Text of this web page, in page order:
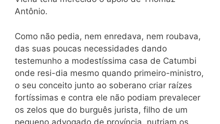
Antônio.
Como não pedia, nem enredava, nem roubava,
das suas poucas necessidades dando
testemunho a modestíssima casa de Catumbi
onde resi-dia mesmo quando primeiro-ministro,
o seu conceito junto ao soberano criar raízes
fortíssimas e contra ele não podiam prevalecer
os zelos que do burguês jurista, filho de um
pequeno advogado de província, nutriam os